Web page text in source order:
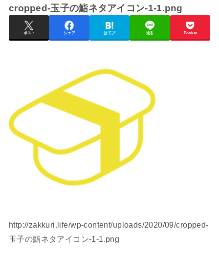
cropped-玉子の鮨ネタアイコン-1-1.png
ポスト シェア はてブ 送る Pocket
http://zakkuri.life/wp-content/uploads/2020/09/cropped-
玉子の鮨ネタアイコン-1-1.png